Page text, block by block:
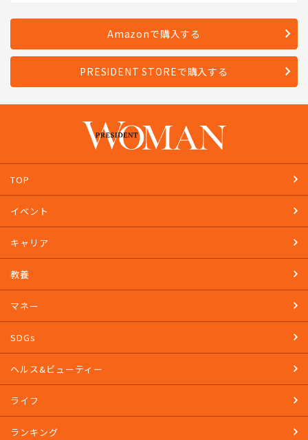
Amazonで購入する
PRESIDENT STOREで購入する
TOP
イベント
キャリア
教養
マネー
SDGs
ヘルス&ビューティー
ライフ
ランキング